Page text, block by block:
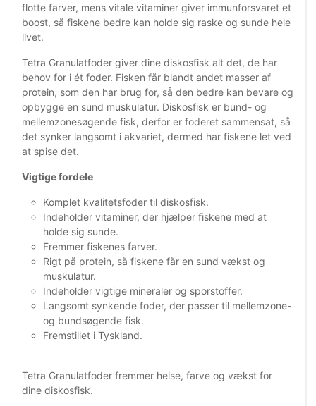
flotte farver, mens vitale vitaminer giver immunforsvaret et
boost, så fiskene bedre kan holde sig raske og sunde hele
livet.
Tetra Granulatfoder giver dine diskosfisk alt det, de har
behov for i ét foder. Fisken får blandt andet masser af
protein, som den har brug for, så den bedre kan bevare og
opbygge en sund muskulatur. Diskosfisk er bund- og
mellemzonesøgende fisk, derfor er foderet sammensat, så
det synker langsomt i akvariet, dermed har fiskene let ved
at spise det.
Vigtige fordele
Komplet kvalitetsfoder til diskosfisk.
Indeholder vitaminer, der hjælper fiskene med at
holde sig sunde.
Fremmer fiskenes farver.
Rigt på protein, så fiskene får en sund vækst og
muskulatur.
Indeholder vigtige mineraler og sporstoffer.
Langsomt synkende foder, der passer til mellemzone-
og bundsøgende fisk.
Fremstillet i Tyskland.
Tetra Granulatfoder fremmer helse, farve og vækst for
dine diskosfisk.